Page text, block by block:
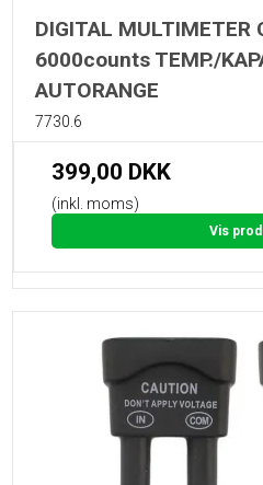
DIGITAL MULTIMETER
6000counts TEMP./
AUTORANGE
7730.6
399,00 DKK
(inkl. moms)
Vis